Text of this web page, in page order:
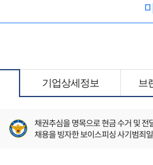
기업상세정보 브